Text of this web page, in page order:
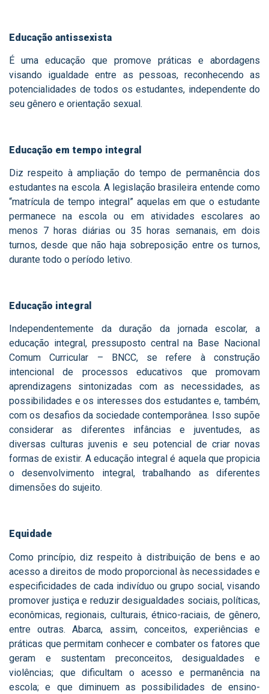
Educação antissexista
É uma educação que promove práticas e abordagens
visando igualdade entre as pessoas, reconhecendo as
potencialidades de todos os estudantes, independente do
seu gênero e orientação sexual.
Educação em tempo integral
Diz respeito à ampliação do tempo de permanência dos
estudantes na escola. A legislação brasileira entende como
“matrícula de tempo integral” aquelas em que o estudante
permanece na escola ou em atividades escolares ao
menos 7 horas diárias ou 35 horas semanais, em dois
turnos, desde que não haja sobreposição entre os turnos,
durante todo o período letivo.
Educação integral
Independentemente da duração da jornada escolar, a
educação integral, pressuposto central na Base Nacional
Comum Curricular – BNCC, se refere à construção
intencional de processos educativos que promovam
aprendizagens sintonizadas com as necessidades, as
possibilidades e os interesses dos estudantes e, também,
com os desafios da sociedade contemporânea. Isso supõe
considerar as diferentes infâncias e juventudes, as
diversas culturas juvenis e seu potencial de criar novas
formas de existir. A educação integral é aquela que propicia
o desenvolvimento integral, trabalhando as diferentes
dimensões do sujeito.
Equidade
Como princípio, diz respeito à distribuição de bens e ao
acesso a direitos de modo proporcional às necessidades e
especificidades de cada indivíduo ou grupo social, visando
promover justiça e reduzir desigualdades sociais, políticas,
econômicas, regionais, culturais, étnico-raciais, de gênero,
entre outras. Abarca, assim, conceitos, experiências e
práticas que permitam conhecer e combater os fatores que
geram e sustentam preconceitos, desigualdades e
violências; que dificultam o acesso e permanência na
escola; e que diminuem as possibilidades de ensino-